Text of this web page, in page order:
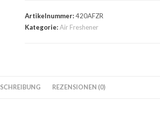
Artikelnummer:420AFZR
Kategorie:Air Freshener
REZENSIONEN (0)